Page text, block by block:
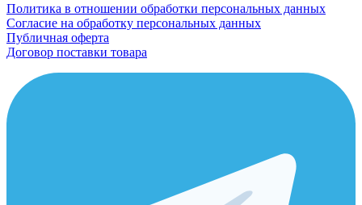
Политика в отношении обработки персональных данных
Согласие на обработку персональных данных
Публичная оферта
Договор поставки товара